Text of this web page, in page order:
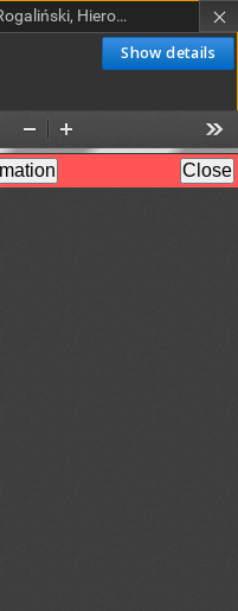
Show details
Rogaliński, Hieronim (red.)